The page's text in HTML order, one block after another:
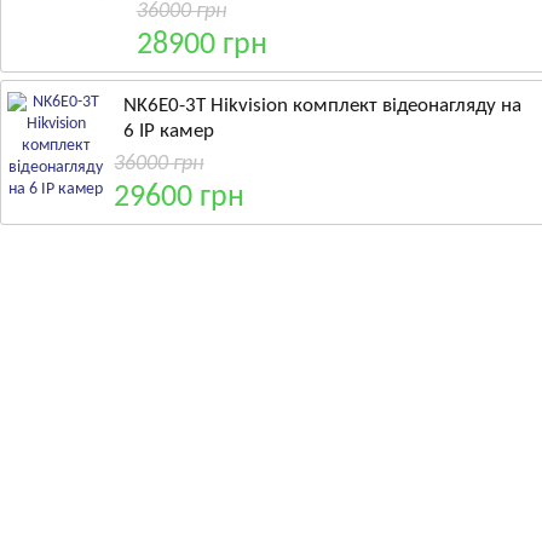
36000 грн
28900 грн
NK6E0-3T Hikvision комплект відеонагляду на
6 IP камер
36000 грн
29600 грн